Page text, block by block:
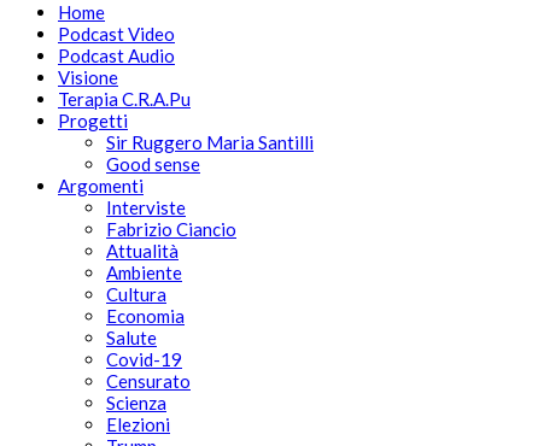
Home
Podcast Video
Podcast Audio
Visione
Terapia C.R.A.Pu
Progetti
Sir Ruggero Maria Santilli
Good sense
Argomenti
Interviste
Fabrizio Ciancio
Attualità
Ambiente
Cultura
Economia
Salute
Covid-19
Censurato
Scienza
Elezioni